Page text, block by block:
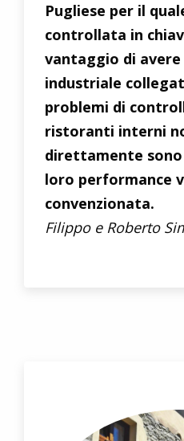
Pugliese per il
controllata in
vantaggio di
industriale
problemi di
ristoranti interni
direttamente
loro performance
convenzionata.
Filippo e Roberto